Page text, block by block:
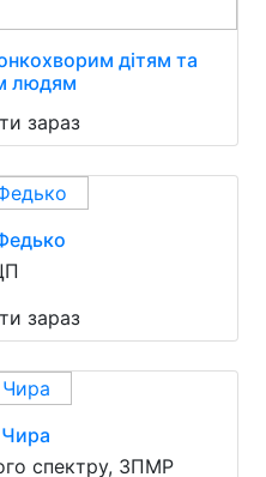
дітям та
людям
зараз
зараз
спектру, ЗПМР